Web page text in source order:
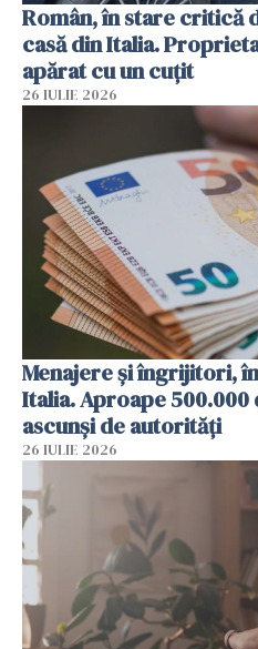
Român, în stare critică
casă din Italia.
apărat cu un cuțit
26 IULIE 2026
Menajere și îngrijitori,
Italia. Aproape
ascunși de autorități
26 IULIE 2026